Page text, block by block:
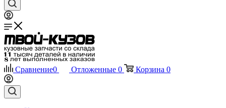
Сравнение0 Отложенные 0 Корзина 0